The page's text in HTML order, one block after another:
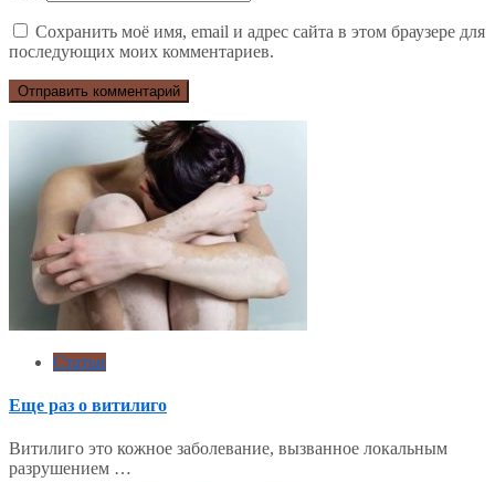
Сохранить моё имя, email и адрес сайта в этом браузере для
последующих моих комментариев.
Статьи
Еще раз о витилиго
Витилиго это кожное заболевание, вызванное локальным
разрушением …